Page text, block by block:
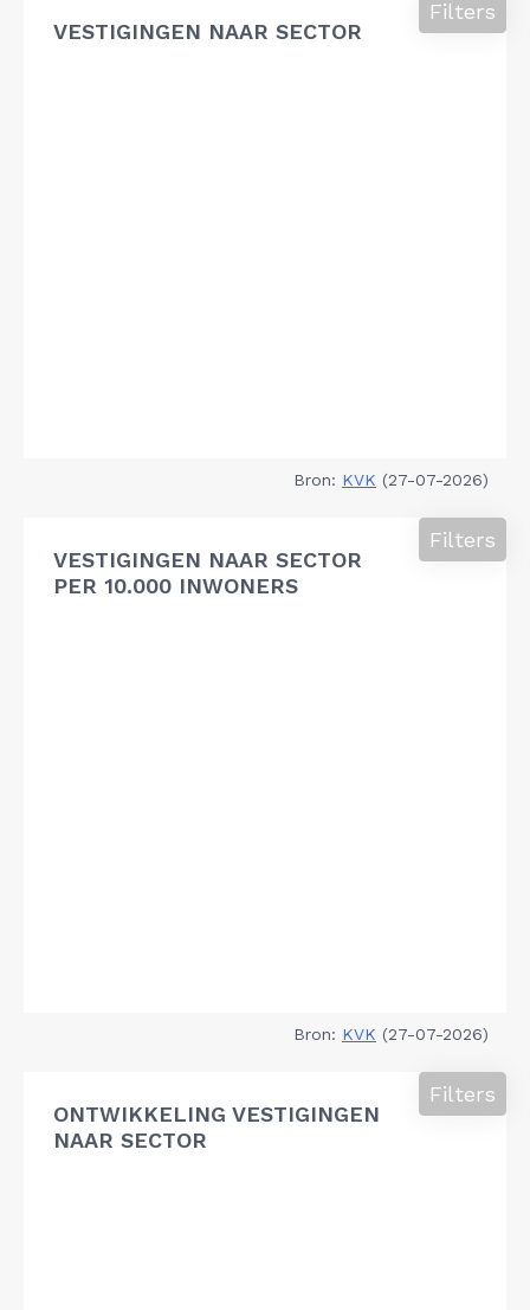
VESTIGINGEN NAAR SECTOR
Filters
Bron: KVK (27-07-2026)
VESTIGINGEN NAAR SECTOR
PER 10.000 INWONERS
Filters
Bron: KVK (27-07-2026)
ONTWIKKELING VESTIGINGEN
NAAR SECTOR
Filters